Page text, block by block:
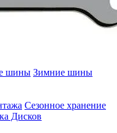
шины Зимние шины
Сезонное хранение
Дисков